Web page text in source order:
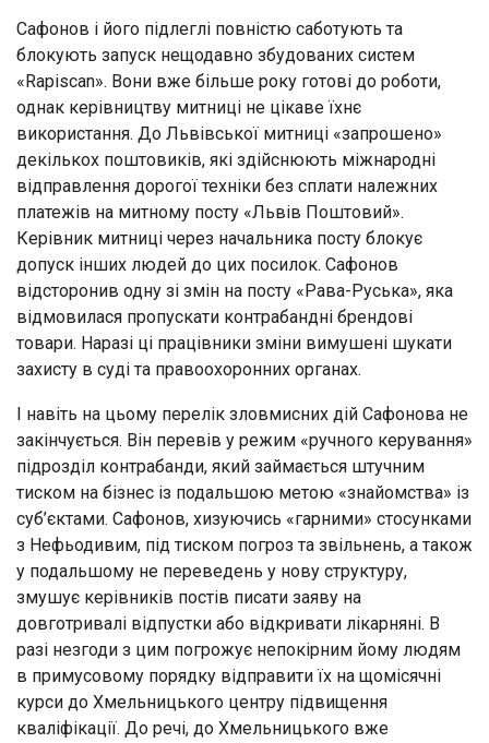
Сафонов і його підлеглі повністю саботують та
блокують запуск нещодавно збудованих систем
«Rapiscan». Вони вже більше року готові до роботи,
однак керівництву митниці не цікаве їхнє
використання. До Львівської митниці «запрошено»
декількох поштовиків, які здійснюють міжнародні
відправлення дорогої техніки без сплати належних
платежів на митному посту «Львів Поштовий».
Керівник митниці через начальника посту блокує
допуск інших людей до цих посилок. Сафонов
відсторонив одну зі змін на посту «Рава-Руська», яка
відмовилася пропускати контрабандні брендові
товари. Наразі ці працівники зміни вимушені шукати
захисту в суді та правоохоронних органах.
І навіть на цьому перелік зловмисних дій Сафонова не
закінчується. Він перевів у режим «ручного керування»
підрозділ контрабанди, який займається штучним
тиском на бізнес із подальшою метою «знайомства» із
суб’єктами. Сафонов, хизуючись «гарними» стосунками
з Нефьодивим, під тиском погроз та звільнень, а також
у подальшому не переведень у нову структуру,
змушує керівників постів писати заяву на
довготривалі відпустки або відкривати лікарняні. В
разі незгоди з цим погрожує непокірним йому людям
в примусовому порядку відправити їх на щомісячні
курси до Хмельницького центру підвищення
кваліфікації. До речі, до Хмельницького вже